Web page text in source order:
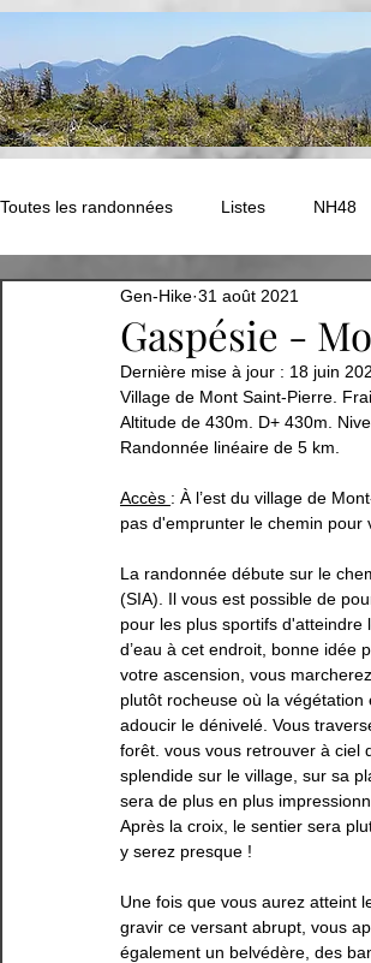
Toutes les randonnées Listes NH48
NEK Challenge - Vermont ADK -
Ouest Canadien Amérique du Sud -
EUROPE - Compostelle Abitibi
Gaspésie Lanaudière
Gaspésie -
Gen-Hike 31 août 2021
Dernière mise à jour : 18 juin
Village de Mont Saint-Pierre.
Altitude de 430m. D+ 430m.
Randonnée linéaire de 5 km.
Accès : À l’est du village de
pas d'emprunter le chemin pour
La randonnée débute sur le
(SIA) . Il vous est possible de
pour les plus sportifs
d’eau à cet endroit, bonne idée
votre ascension, vous
plutôt rocheuse où la
adoucir le dénivelé. Vous
forêt. vous vous retrouver à ciel
splendide sur le village, sur sa
sera de plus en plus
Après la croix, le sentier sera
y serez presque !
Une fois que vous aurez atteint
gravir ce versant abrupt, vous
également un belvédère, des